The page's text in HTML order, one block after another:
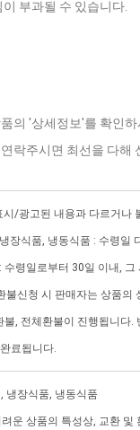
부과될 수 있습니다.
의 '상세정보'를 확인하
락주시면 최선을 다해
시/광고된 내용과 다르거나
장식품, 냉동식품 : 수령일
수령일로부터 30일 이내,
불신청 시 판매자는 상품의
불, 전체환불이 진행됩니다
료됩니다.
냉장식품, 냉동식품
운 상품의 특성상, 교환 및